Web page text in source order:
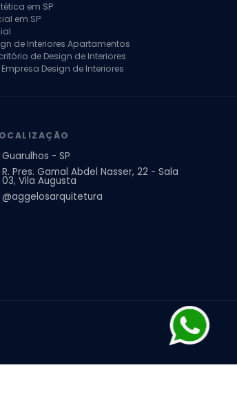
em SP
em SP
de Interiores Apartamentos
de Design de Interiores
Empresa Design de Interiores
Guarulhos - SP
R. Pres. Gamal Abdel Nasser, 22 - Sala
03, Vila Augusta
@aggelosarquitetura